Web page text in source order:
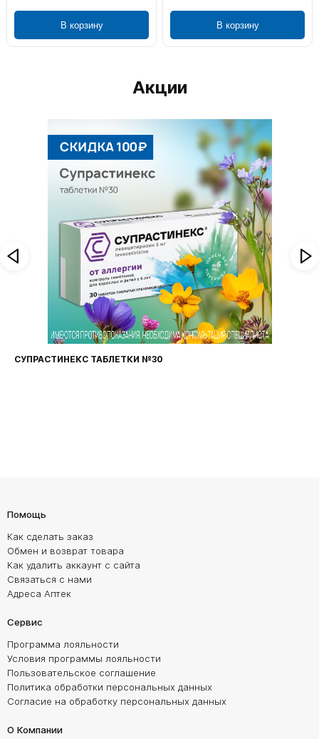
В корзину В корзину
Акции
СУПРАСТИНЕКС ТАБЛЕТКИ №30
Помощь
Как сделать заказ
Обмен и возврат товара
Как удалить аккаунт с сайта
Связаться с нами
Адреса Аптек
Сервис
Программа лояльности
Условия программы лояльности
Пользовательское соглашение
Политика обработки персональных данных
Согласие на обработку персональных данных
О Компании